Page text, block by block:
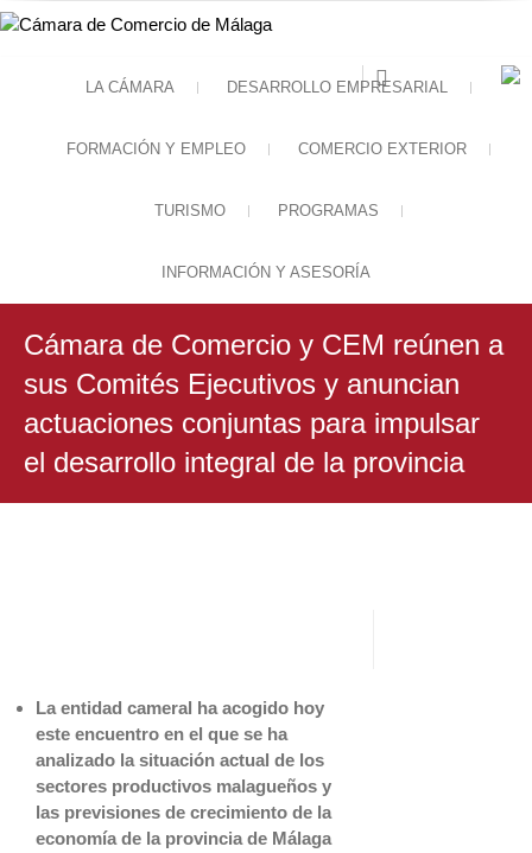
LA CÁMARA DESARROLLO EMPRESARIAL
FORMACIÓN Y EMPLEO COMERCIO EXTERIOR
TURISMO PROGRAMAS
INFORMACIÓN Y ASESORÍA
Cámara de Comercio y CEM reúnen a
sus Comités Ejecutivos y anuncian
actuaciones conjuntas para impulsar
el desarrollo integral de la provincia
La entidad cameral ha acogido hoy
este encuentro en el que se ha
analizado la situación actual de los
sectores productivos malagueños y
las previsiones de crecimiento de la
economía de la provincia de Málaga